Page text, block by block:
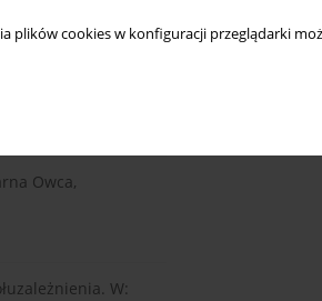
plików cookies w konfiguracji przeglądarki
s. 19-34.
Owca,
W: